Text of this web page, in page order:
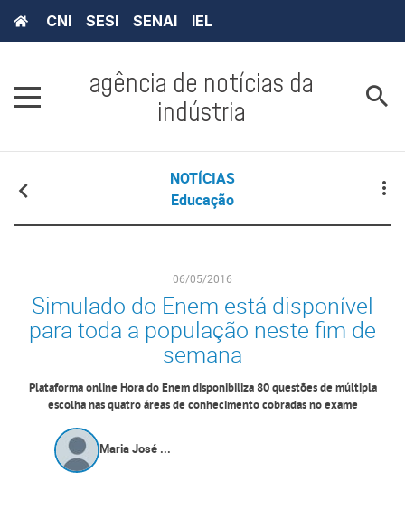
CNI SESI SENAI IEL
agência de notícias da
indústria
NOTÍCIAS
Educação
06/05/2016
Simulado do Enem está disponível
para toda a população neste fim de
semana
Plataforma online Hora do Enem disponibiliza 80 questões de múltipla
escolha nas quatro áreas de conhecimento cobradas no exame
Maria José ...